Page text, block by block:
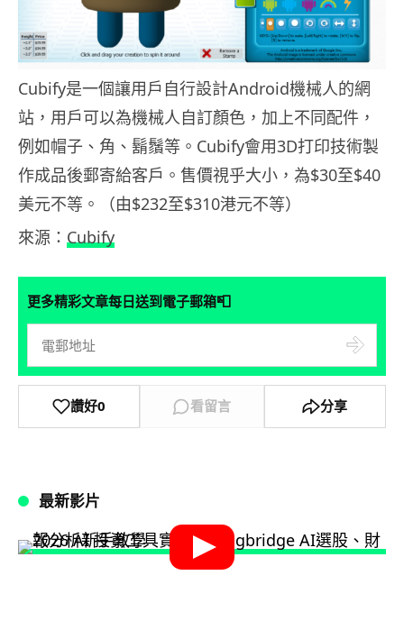
Cubify是一個讓用戶自行設計Android機械人的網
站，用戶可以為機械人自訂顏色，加上不同配件，
例如帽子、角、鬍鬚等。Cubify會用3D打印技術製
作成品後郵寄給客戶。售價視乎大小，為$30至$40
美元不等。（由$232至$310港元不等）
來源： Cubify
更多精彩文章每日送到電子郵箱📮
讚好0 看留言 分享
最新影片